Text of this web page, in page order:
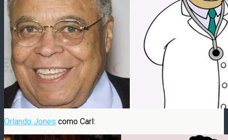
Orlando Jones como Carl: